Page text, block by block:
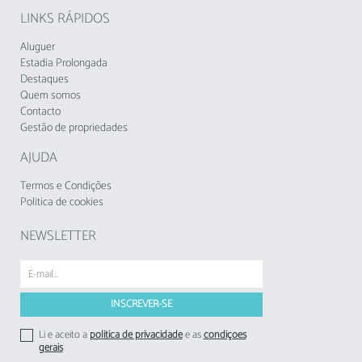
cozinha americana bem equipada com
frigorífico, congelador, cafeteira e todos os
banheira, e tens uma televisão para os
momentos de relaxamento.
mobiliário, terraço para aproveitar o ar fresco, e
mesmo edifício está incluído. Tábua de
engomar disponível para manter tudo
Idade mínima: 25
Idade máxima: Sem limite de idade
Não são permitidos animais de estimação.
LINKS RÁPIDOS
Aluguer
Estadia Prolongada
Destaques
Quem somos
Contacto
Gestão de propriedades
AJUDA
Termos e Condições
Politica de cookies
NEWSLETTER
Li e aceito apolitica de privacidadee ascondições
gerais